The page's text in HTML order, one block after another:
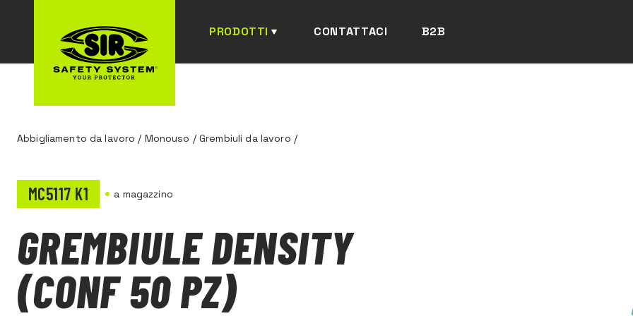
PRODOTTI CONTATTACI B2B
Abbigliamento da lavoro / Monouso /Grembiuli da lavoro /
MC5117 K1 a magazzino
GREMBIULE DENSITY
(CONF 50 PZ)